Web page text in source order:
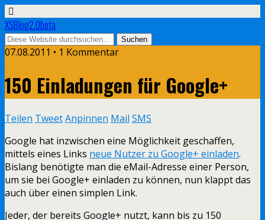
XSBlog2.0beta
07.08.2011 • 1 Kommentar
150 Einladungen für Google+
Teilen TweetAnpinnen Mail SMS
Google hat inzwischen eine Möglichkeit geschaffen,
mittels eines Links neue Nutzer zu Google+ einladen.
Bislang benötigte man die eMail-Adresse einer Person,
um sie bei Google+ einladen zu können, nun klappt das
auch über einen simplen Link.
Jeder, der bereits Google+ nutzt, kann bis zu 150